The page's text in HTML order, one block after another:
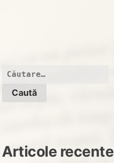
Caută
Articole recente